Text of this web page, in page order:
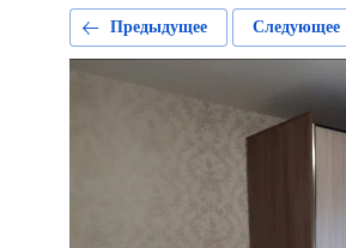
Предыдущее Следующее